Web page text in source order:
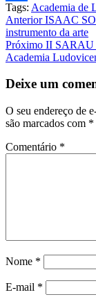
Share
Tags: Academia de
Post
navigation
AnteriorISAAC
instrumento da arte
Próximo II SARAU
Academia
Deixe um
O seu endereço de
são marcados com *
Comentário *
Nome *
E-mail *